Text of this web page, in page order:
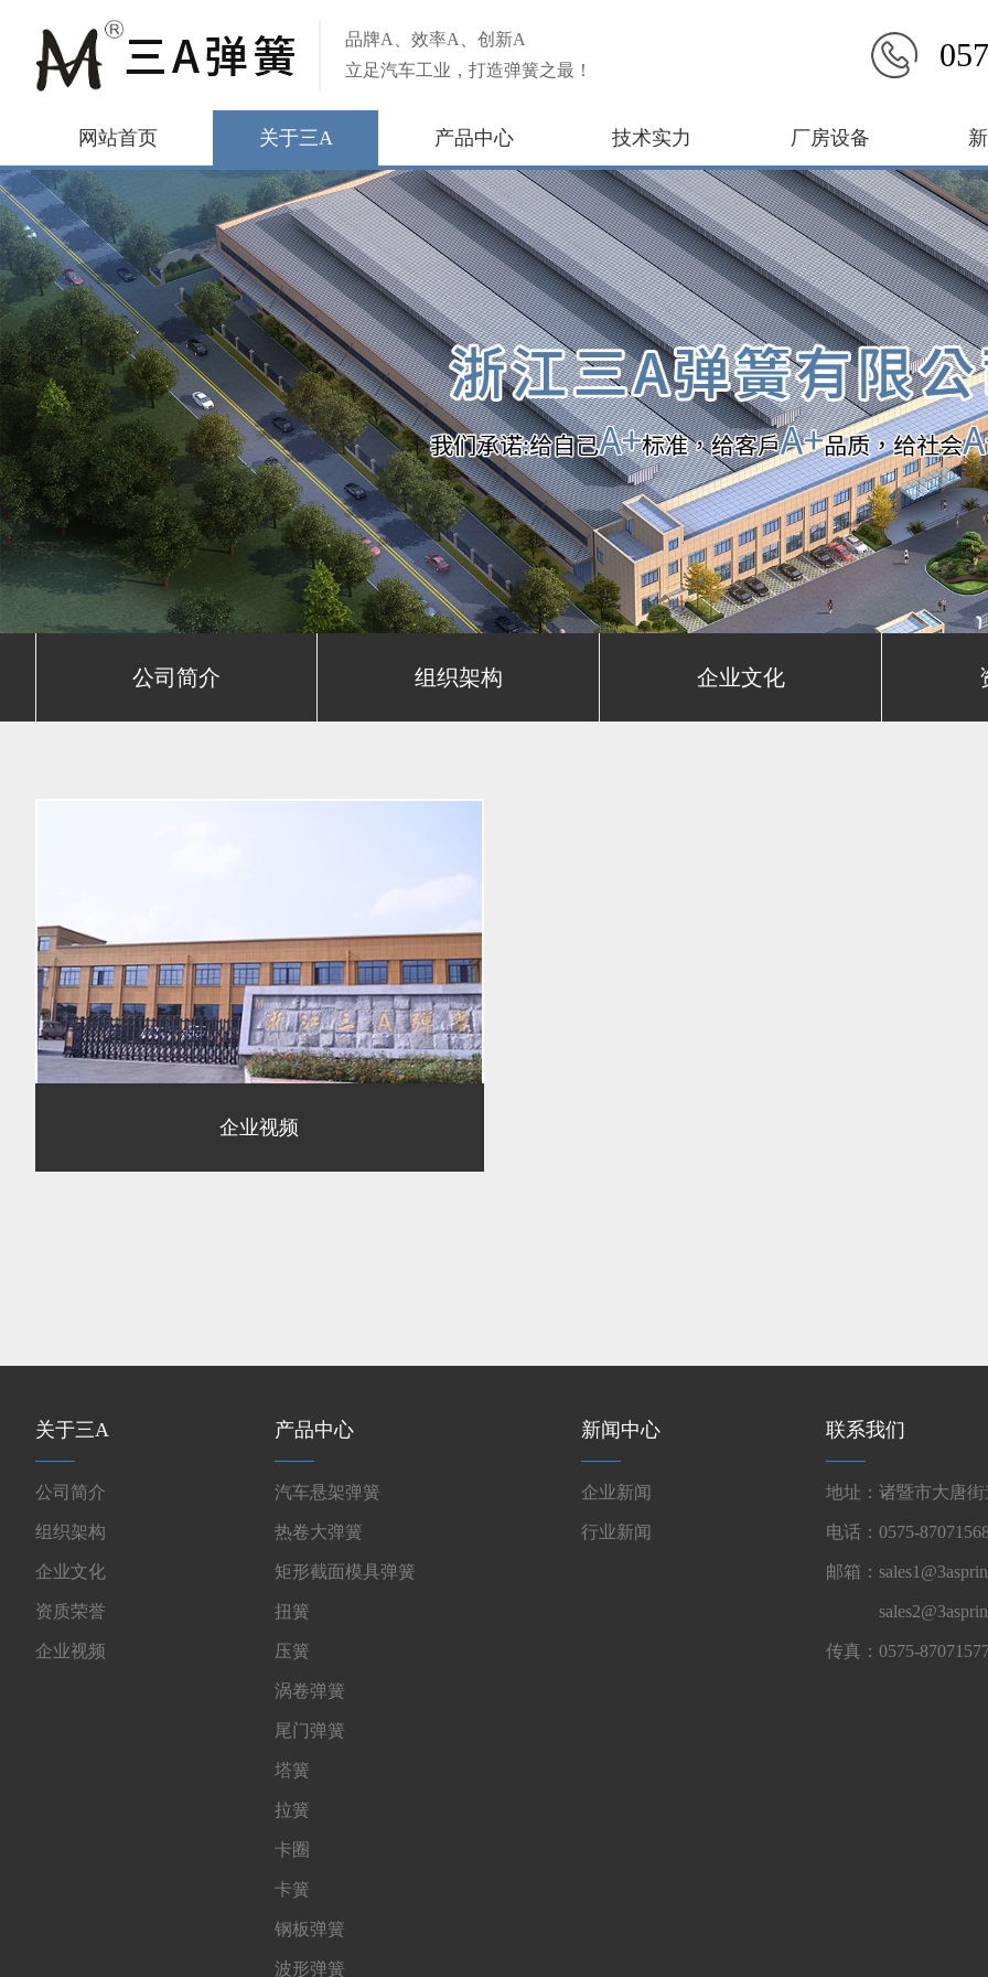
品牌A、效率A、创新A
立足汽车工业，打造弹簧之最！
网站首页 关于三A 产品中心 技术实力 厂房设备
公司简介 组织架构 企业文化
企业视频
关于三A
公司简介
组织架构
企业文化
资质荣誉
企业视频
产品中心
汽车悬架弹簧
热卷大弹簧
矩形截面模具弹簧
扭簧
压簧
涡卷弹簧
尾门弹簧
塔簧
拉簧
卡圈
卡簧
钢板弹簧
波形弹簧
新闻中心
企业新闻
行业新闻
联系我们
地址：诸暨市大唐
电话：0575-
邮箱：
传真：0575-